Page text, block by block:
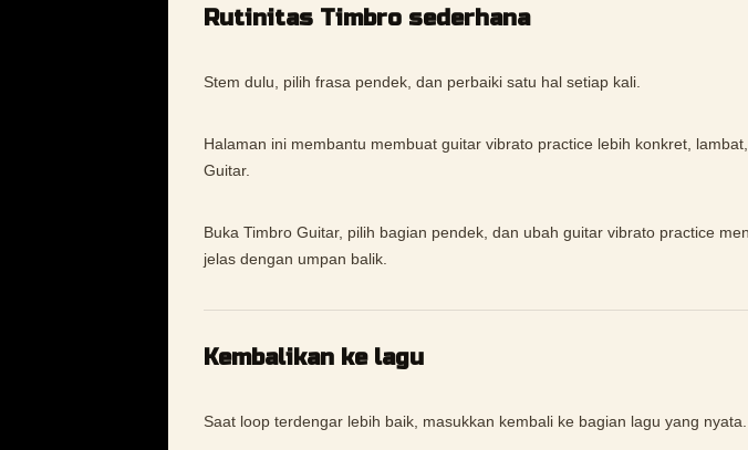
Rutinitas Timbro sederhana
Stem dulu, pilih frasa pendek, dan perbaiki satu hal setiap kali.
Halaman ini membantu membuat guitar vibrato practice lebih konkret,
Guitar.
Buka Timbro Guitar, pilih bagian pendek, dan ubah guitar vibrato practice
jelas dengan umpan balik.
Kembalikan ke lagu
Saat loop terdengar lebih baik, masukkan kembali ke bagian lagu yang nyata.